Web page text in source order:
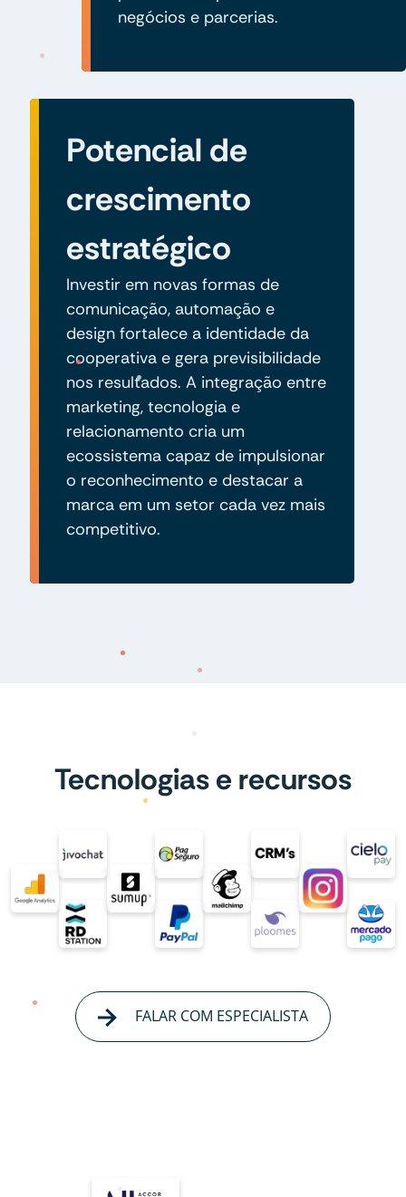
negócios e parcerias.
Potencial de
crescimento
estratégico
Investir em novas formas de
comunicação, automação e
design fortalece a identidade da
cooperativa e gera previsibilidade
nos resultados. A integração entre
marketing, tecnologia e
relacionamento cria um
ecossistema capaz de impulsionar
o reconhecimento e destacar a
marca em um setor cada vez mais
competitivo.
Tecnologias e recursos
FALAR COM ESPECIALISTA